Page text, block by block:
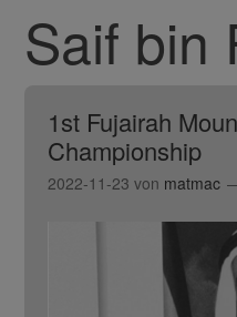
Saif bin
1st Fujairah
Championship
2022-11-23 von matmac